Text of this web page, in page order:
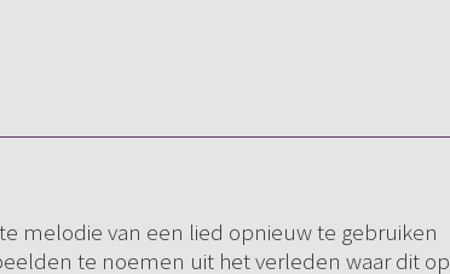
melodie van een lied opnieuw te gebruiken
te noemen uit het verleden waar dit op